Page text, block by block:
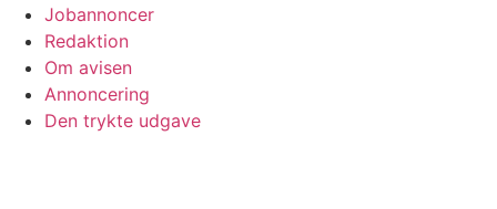
Jobannoncer
Redaktion
Om avisen
Annoncering
Den trykte udgave